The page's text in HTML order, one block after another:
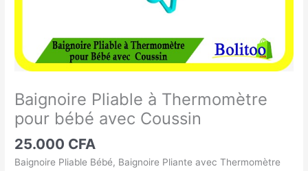
Baignoire Pliable à Thermomètre
pour bébé avec Coussin
25.000 CFA
Baignoire Pliable Bébé, Baignoire Pliante avec Thermomètre